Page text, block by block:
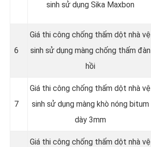
sinh sử dụng Sika Maxbon
6
Giá thi công chống thấm dột nhà vệ
sinh sử dụng màng chống thấm đàn
hồi
7
Giá thi công chống thấm dột nhà vệ
sinh sử dụng màng khò nóng bitum
dày 3mm
Giá thi công chống thấm dột nhà vệ